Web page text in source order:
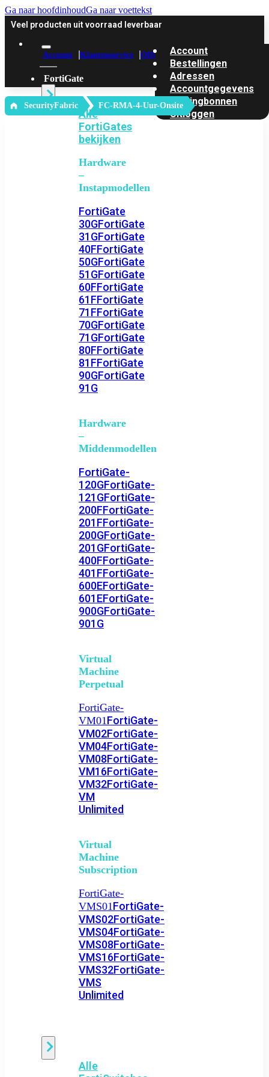
Ga naar hoofdinhoudGa naar voettekst
Veel producten uit voorraad leverbaar
Account Klantenservice Offerte
FortiGate
Alle
FortiGates
bekijken
Hardware
–
Instapmodellen
FortiGate
30GFortiGate
31GFortiGate
40FFortiGate
50GFortiGate
51GFortiGate
60FFortiGate
61FFortiGate
71FFortiGate
70GFortiGate
71GFortiGate
80FFortiGate
81FFortiGate
90GFortiGate
91G
Hardware
–
Middenmodellen
FortiGate-
120GFortiGate-
121GFortiGate-
200FFortiGate-
201FFortiGate-
200GFortiGate-
201GFortiGate-
400FFortiGate-
401FFortiGate-
600EFortiGate-
601EFortiGate-
900GFortiGate-
901G
Virtual
Machine
Perpetual
FortiGate-
VM01FortiGate-
VM02FortiGate-
VM04FortiGate-
VM08FortiGate-
VM16FortiGate-
VM32FortiGate-
VM
Unlimited
Virtual
Machine
Subscription
FortiGate-
VMS01FortiGate-
VMS02FortiGate-
VMS04FortiGate-
VMS08FortiGate-
VMS16FortiGate-
VMS32FortiGate-
VMS
Unlimited
Alle
Account
Bestellingen
Adressen
Accountgegevens
Kortingbonnen
Uitloggen
‎ SecurityFabric FC-RMA-4-Uur-Onsite